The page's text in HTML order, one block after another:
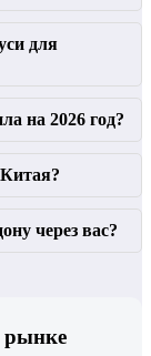
для
на 2026 год?
через вас?
рынке